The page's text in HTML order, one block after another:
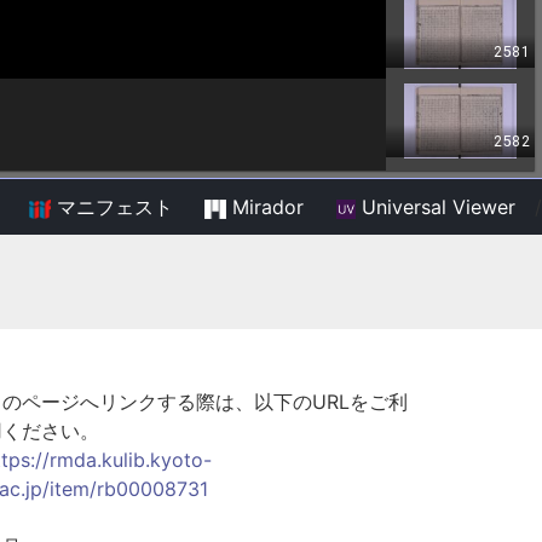
マニフェスト Mirador Universal Viewer
ページへリンクする際は、以下のURLをご利
ださい。
rmda.kulib.kyoto-
item/rb00008731